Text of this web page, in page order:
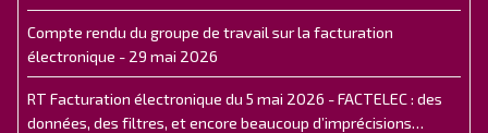
Compte rendu du groupe de travail sur la facturation
électronique - 29 mai 2026
RT Facturation électronique du 5 mai 2026 - FACTELEC : des
données, des filtres, et encore beaucoup d’imprécisions…